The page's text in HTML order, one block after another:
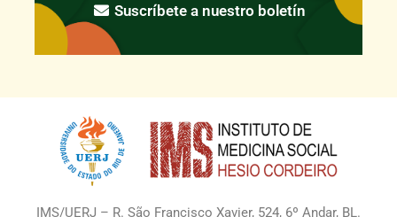
Suscríbete a nuestro boletín
IMS/UERJ – R. São Francisco Xavier, 524, 6º Andar, BL.